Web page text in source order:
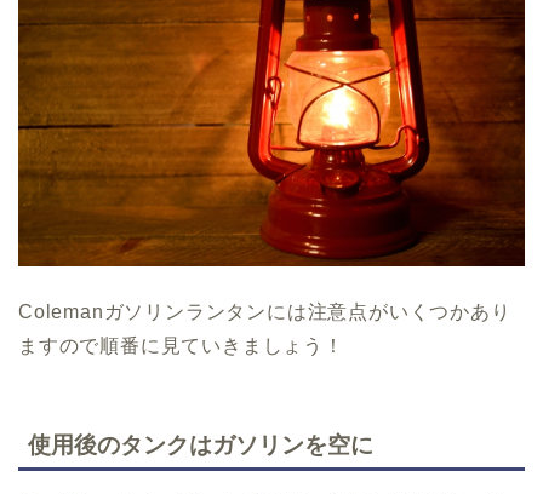
Colemanガソリンランタンには注意点がいくつかあり
ますので順番に見ていきましょう！
使用後のタンクはガソリンを空に